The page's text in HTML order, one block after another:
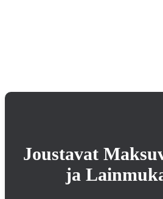
Joustavat
ja